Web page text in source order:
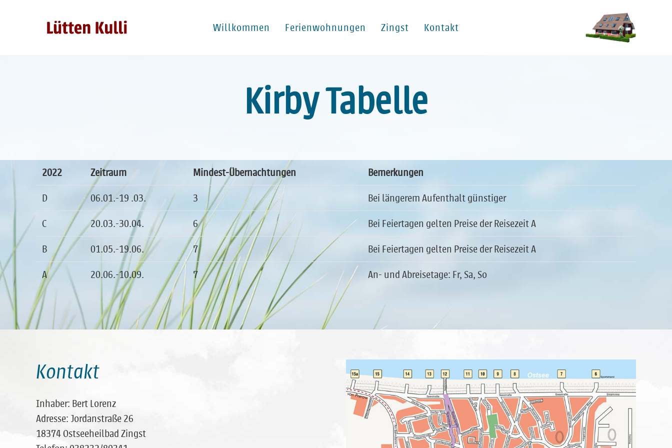
Willkommen Ferienwohnungen Zingst Kontakt
Kirby Tabelle
2022 Zeitraum Mindest-Übernachtungen Bemerkungen
D 06.01.-19 .03. 3 Bei längerem Aufenthalt günstiger
C 20.03.-30.04. 6 Bei Feiertagen gelten Preise der Reisezeit A
B 01.05.-19.06. 7 Bei Feiertagen gelten Preise der Reisezeit A
A 20.06.-10.09. 7 An- und Abreisetage: Fr, Sa, So
Kontakt
Inhaber: Bert Lorenz
Adresse: Jordanstraße 26
18374 Ostseeheilbad Zingst